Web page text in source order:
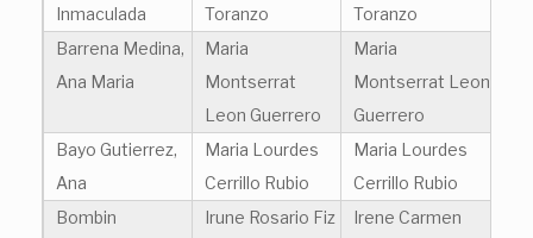
Inmaculada
Toranzo
Toranzo
Barrena Medina,
Ana Maria
Maria
Montserrat
Leon Guerrero
Maria
Montserrat Leon
Guerrero
Bayo Gutierrez,
Ana
Maria Lourdes
Cerrillo Rubio
Maria Lourdes
Cerrillo Rubio
Bombin
Irune Rosario Fiz
Irene Carmen